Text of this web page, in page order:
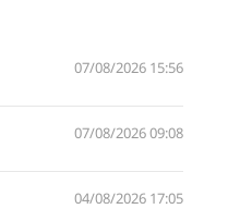
07/08/2026 15:56
07/08/2026 09:08
04/08/2026 17:05